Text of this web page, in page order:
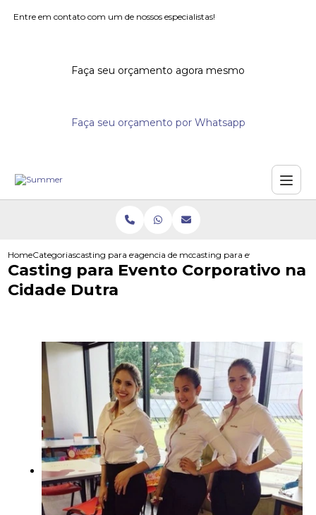
Entre em contato com um de nossos especialistas!
Faça seu orçamento agora mesmo
Faça seu orçamento por Whatsapp
HomeCategoriascasting para eventosagencia de modelos para eventos
casting para evento
Casting para Evento Corporativo na
Cidade Dutra